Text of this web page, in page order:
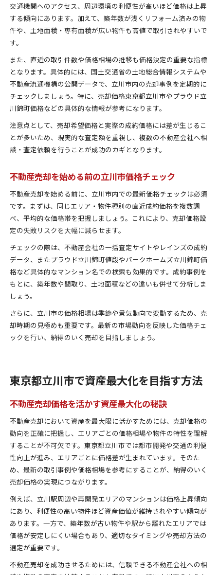
交通機関へのアクセス、周辺環境の利便性が高いほど価格は上昇
する傾向にあります。加えて、築年数が浅くリフォーム済みの物
件や、土地面積・専有面積が広い物件も高値で取引されやすいで
す。
また、直近の取引件数や価格相場の推移も価格決定の重要な指標
となります。具体的には、国土交通省の土地総合情報システムや
不動産流通機構の公開データで、立川市内の売却事例を定期的に
チェックしましょう。特に、売却価格東京都立川市やプラウド立
川錦町価格などの具体的な情報が参考になります。
注意点として、売却希望価格と実際の成約価格には差が生じるこ
とが多いため、現実的な査定額を重視し、複数の不動産会社へ相
談・査定依頼を行うことが成功のカギとなります。
不動産売却を始める前の立川市価格チェック
不動産売却を始める前に、立川市内での最新価格チェックは必須
です。まずは、同じエリア・物件種別の直近成約価格を複数調
べ、平均的な価格帯を把握しましょう。これにより、売却価格設
定の失敗リスクを大幅に減らせます。
チェックの際は、不動産会社の一括査定サイトやレインズの成約
データ、またプラウド立川錦町値段やパークホームズ立川錦町価
格など具体的なマンション名での検索も効果的です。成約事例を
もとに、築年数や間取り、土地面積などの違いも併せて分析しま
しょう。
さらに、立川市の価格相場は季節や景気動向で変動するため、売
却時期の見極めも重要です。最新の市場動向を反映した価格チェ
ックを行い、納得のいく売却を目指しましょう。
東京都立川市で資産最大化を目指す方法
不動産売却価格を活かす資産最大化の秘訣
不動産売却において資産を最大限に活かすためには、売却価格の
動向を正確に把握し、エリアごとの価格相場や物件の特性を理解
することが不可欠です。東京都立川市では都市開発や交通の利便
性向上が進み、エリアごとに価格差が生まれています。そのた
め、最新の取引事例や価格相場を参考にすることが、納得のいく
売却価格の実現につながります。
例えば、立川駅周辺や再開発エリアのマンションは価格上昇傾向
にあり、利便性の高い物件ほど資産価値が維持されやすい傾向が
あります。一方で、築年数が古い物件や駅から離れたエリアでは
価格が安定しにくい場合もあり、適切なタイミングや売却方法の
選定が重要です。
不動産売却を成功させるためには、信頼できる不動産会社への相